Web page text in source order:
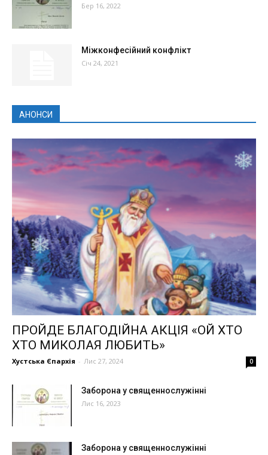
Бер 16, 2022
Міжконфесійний конфлікт
Січ 24, 2021
АНОНСИ
ПРОЙДЕ БЛАГОДІЙНА АКЦІЯ «ОЙ ХТО
ХТО МИКОЛАЯ ЛЮБИТЬ»
Хустська Єпархія - Лис 27, 2024 0
Заборона у священнослужінні
Лис 16, 2023
Заборона у священнослужінні